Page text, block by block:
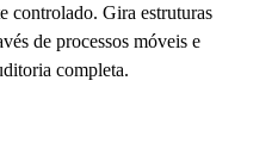
controlado. Gira estruturas
de processos móveis e
completa.